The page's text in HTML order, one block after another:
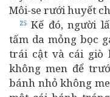
Môi-se rưới huyết
25 Kế đó, người
tấm da mỏng bọc
trái cật và cái giò
không men để
bánh nhỏ không